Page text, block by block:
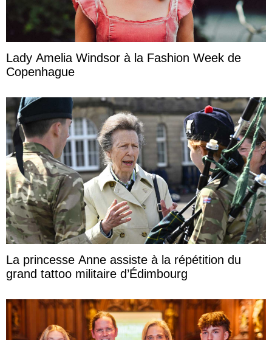
Lady Amelia Windsor à la Fashion Week de
Copenhague
La princesse Anne assiste à la répétition du
grand tattoo militaire d’Édimbourg